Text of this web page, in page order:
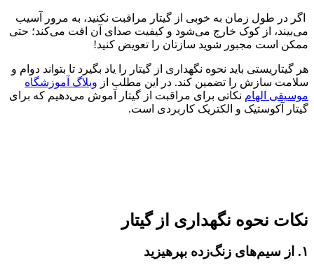
اگر در طول زمان به خوبی از گیتار مراقبت نکنید، به مرور آسیب
می‌بیند، از کوک خارج می‌شود و کیفیت صدای آن افت می‌کند؛ حتی
ممکن است مجبور شوید سازتان را تعویض کنید!
هر گیتاریستی باید نحوه نگهداری از گیتار را یاد بگیرد تا بتواند دوام و
سلامت سازش را تضمین کند. در این مطلب از وبلاگ آموزشگاه
موسیقی الهام نکاتی برای مراقبت از گیتار آموش می‌دهیم که برای
گیتار آکوستیک و الکتریک کاربردی است.
نکات نحوه نگهداری از گیتار
۱. از سیم‌های زنگ‌زده بپرهیزید